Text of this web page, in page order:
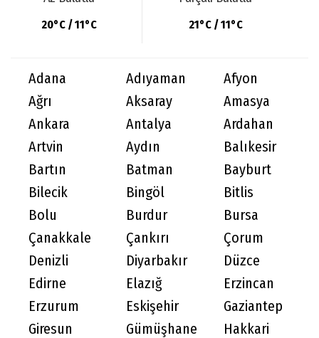
20°C / 11°C 21°C / 11°C
Adana Adıyaman
Afyon
Ağrı
Aksaray
Amasya
Ankara
Antalya
Ardahan
Artvin
Aydın
Balıkesir
Bartın
Batman
Bayburt
Bilecik
Bingöl
Bitlis
Bolu
Burdur
Bursa
Çanakkale
Çankırı
Çorum
Denizli
Diyarbakır
Düzce
Edirne
Elazığ
Erzincan
Erzurum
Eskişehir
Gaziantep
Giresun
Gümüşhane
Hakkari